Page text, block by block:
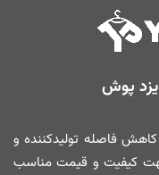
پوش
فاصله تولیدکننده و
شد و به جهت کیفیت و قیمت مناسب